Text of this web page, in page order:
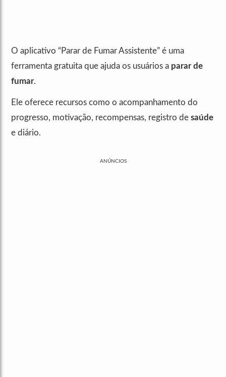
O aplicativo “Parar de Fumar Assistente” é uma
ferramenta gratuita que ajuda os usuários a parar de
fumar.
Ele oferece recursos como o acompanhamento do
progresso, motivação, recompensas, registro de saúde
e diário.
ANÚNCIOS